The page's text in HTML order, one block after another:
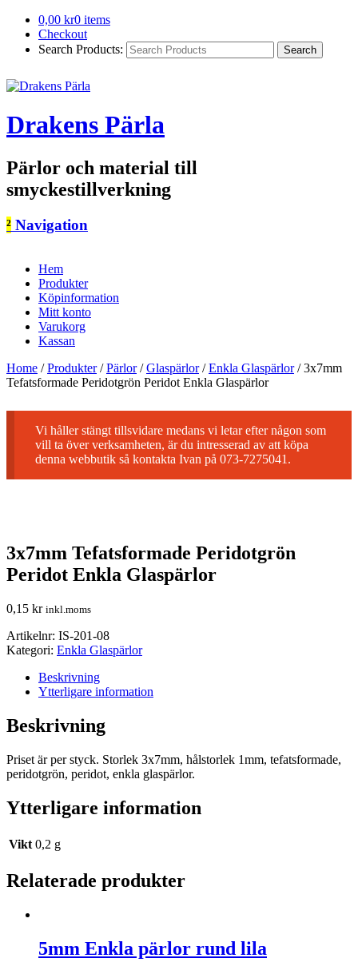
0,00 kr0 items
Checkout
Search Products:
Drakens Pärla
Pärlor och material till
smyckestillverkning
² Navigation
Hem
Produkter
Köpinformation
Mitt konto
Varukorg
Kassan
Home / Produkter / Pärlor / Glaspärlor / Enkla Glaspärlor / 3x7mm
Tefatsformade Peridotgrön Peridot Enkla Glaspärlor
Vi håller stängt tillsvidare medans vi letar efter någon som
vill ta över verksamheten, är du intresserad av att köpa
denna webbutik så kontakta Ivan på 073-7275041.
3x7mm Tefatsformade Peridotgrön
Peridot Enkla Glaspärlor
0,15 kr inkl.moms
Artikelnr: IS-201-08
Kategori: Enkla Glaspärlor
Beskrivning
Ytterligare information
Beskrivning
Priset är per styck. Storlek 3x7mm, hålstorlek 1mm, tefatsformade,
peridotgrön, peridot, enkla glaspärlor.
Ytterligare information
Vikt 0,2 g
Relaterade produkter
5mm Enkla pärlor rund lila